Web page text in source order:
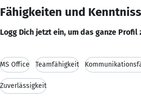
Fähigkeiten und
Logg Dich jetzt ein, um das ganze Profil
MS Office Teamfähigkeit
Zuverlässigkeit